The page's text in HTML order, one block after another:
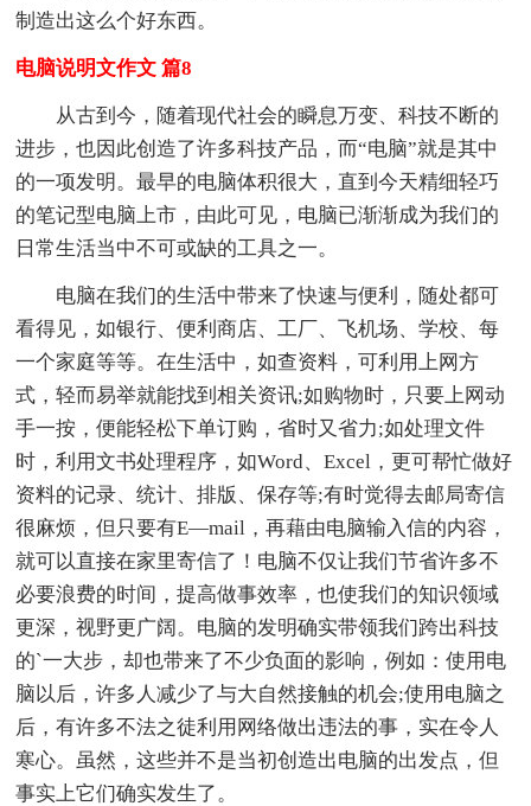
制造出这么个好东西。
电脑说明文作文 篇8
从古到今，随着现代社会的瞬息万变、科技不断的
进步，也因此创造了许多科技产品，而“电脑”就是其中
的一项发明。最早的电脑体积很大，直到今天精细轻巧
的笔记型电脑上市，由此可见，电脑已渐渐成为我们的
日常生活当中不可或缺的工具之一。
电脑在我们的生活中带来了快速与便利，随处都可
看得见，如银行、便利商店、工厂、飞机场、学校、每
一个家庭等等。在生活中，如查资料，可利用上网方
式，轻而易举就能找到相关资讯;如购物时，只要上网动
手一按，便能轻松下单订购，省时又省力;如处理文件
时，利用文书处理程序，如Word、Excel，更可帮忙做好
资料的记录、统计、排版、保存等;有时觉得去邮局寄信
很麻烦，但只要有E—mail，再藉由电脑输入信的内容，
就可以直接在家里寄信了！电脑不仅让我们节省许多不
必要浪费的时间，提高做事效率，也使我们的知识领域
更深，视野更广阔。电脑的发明确实带领我们跨出科技
的`一大步，却也带来了不少负面的影响，例如：使用电
脑以后，许多人减少了与大自然接触的机会;使用电脑之
后，有许多不法之徒利用网络做出违法的事，实在令人
寒心。虽然，这些并不是当初创造出电脑的出发点，但
事实上它们确实发生了。